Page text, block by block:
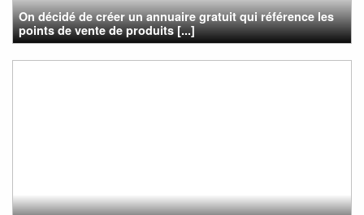
On décidé de créer un annuaire gratuit qui référence les
points de vente de produits [...]